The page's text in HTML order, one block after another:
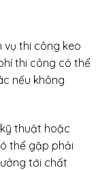
vụ thi công keo
thi công có thể
nếu không
thuật hoặc
thể gặp phải
tới chất